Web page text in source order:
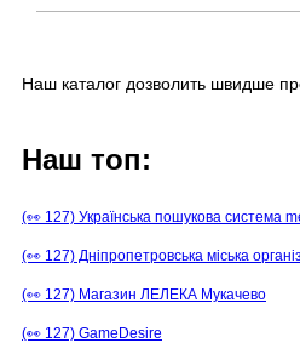
Наш каталог дозволить швидше
Наш топ:
(👀 127) Українська пошукова система
(👀 127) Дніпропетровська міська
(👀 127) Магазин ЛЕЛЕКА Мукачево
(👀 127) GameDesire